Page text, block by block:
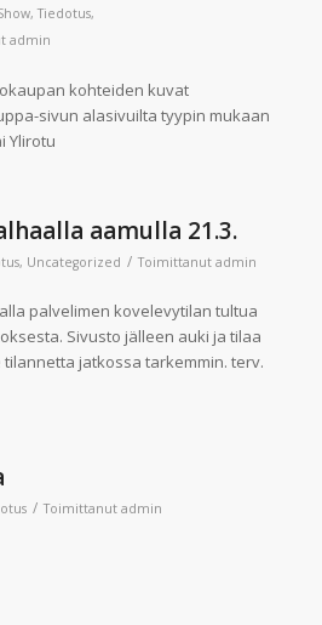
,Tiedotus,
admin
kohteiden kuvat
sivun alasivuilta tyypin mukaan
Ylirotu
aamulla 21.3.
, Uncategorized / Toimittanut admin
palvelimen kovelevytilan tultua
Sivusto jälleen auki ja tilaa
jatkossa tarkemmin. terv.
/ Toimittanut admin